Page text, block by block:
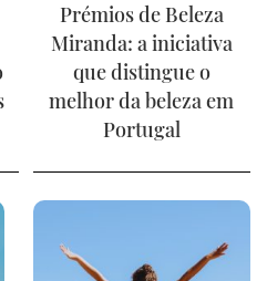
Prémios de Beleza
Miranda: a iniciativa
que distingue o
melhor da beleza em
Portugal